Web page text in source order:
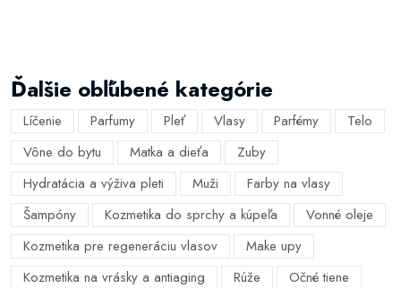
Ďalšie obľúbené kategórie
Líčenie Parfumy Pleť Vlasy Parfémy
Telo
Vône do bytu
Matka a dieťa
Zuby
Hydratácia a výživa pleti
Muži
Farby na vlasy
Šampóny
Kozmetika do sprchy a kúpeľa
Vonné oleje
Kozmetika pre regeneráciu vlasov
Make upy
Kozmetika na vrásky a antiaging
Rúže Očné tiene